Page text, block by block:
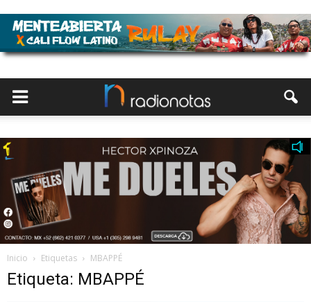
Inicio Etiquetas MBAPPÉ
Etiqueta: MBAPPÉ